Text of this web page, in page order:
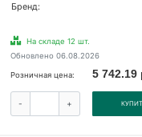
Бренд:
На складе 12 шт.
Обновлено 06.08.2026
Розничная цена: 5 742.19
- +